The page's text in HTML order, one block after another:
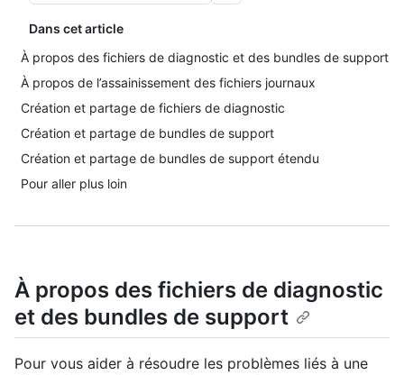
Dans cet article
À propos des fichiers de diagnostic et des bundles de support
À propos de l’assainissement des fichiers journaux
Création et partage de fichiers de diagnostic
Création et partage de bundles de support
Création et partage de bundles de support étendu
Pour aller plus loin
À propos des fichiers de diagnostic
et des bundles de support
Pour vous aider à résoudre les problèmes liés à une